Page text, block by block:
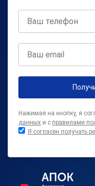
Нажимая на кнопку, я
данных и с правилами
Я согласен получать